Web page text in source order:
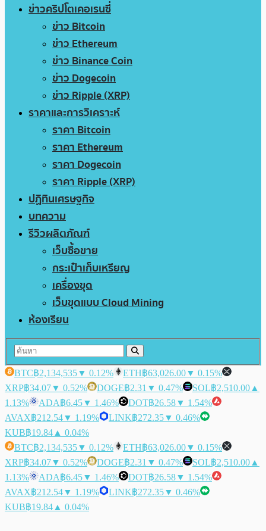
ข่าวคริปโตเคอเรนซี่
ข่าว Bitcoin
ข่าว Ethereum
ข่าว Binance Coin
ข่าว Dogecoin
ข่าว Ripple (XRP)
ราคาและการวิเคราะห์
ราคา Bitcoin
ราคา Ethereum
ราคา Dogecoin
ราคา Ripple (XRP)
ปฏิทินเศรษฐกิจ
บทความ
รีวิวผลิตภัณฑ์
เว็บซื้อขาย
กระเป๋าเก็บเหรียญ
เครื่องขุด
เว็บขุดแบบ Cloud Mining
ห้องเรียน
BTC฿2,134,535▼ 0.12% ETH฿63,026.00▼ 0.15%
XRP฿34.07▼ 0.52% DOGE฿2.31 ▼ 0.47% SOL฿2,510.00 ▲
1.13%
ADA฿6.45▼ 1.46% DOT฿26.58▼ 1.54%
AVAX฿212.54▼ 1.19% LINK฿272.35▼ 0.46%
KUB฿19.84 ▲ 0.04%
BTC฿2,134,535▼ 0.12% ETH฿63,026.00▼ 0.15%
XRP฿34.07▼ 0.52% DOGE฿2.31 ▼ 0.47% SOL฿2,510.00 ▲
1.13%
ADA฿6.45▼ 1.46% DOT฿26.58▼ 1.54%
AVAX฿212.54▼ 1.19% LINK฿272.35▼ 0.46%
KUB฿19.84 ▲ 0.04%